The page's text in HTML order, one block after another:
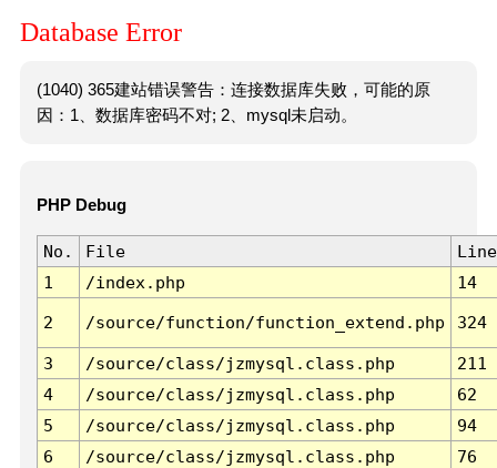
Database Error
(1040) 365建站错误警告：连接数据库失败，可能的原
因：1、数据库密码不对; 2、mysql未启动。
PHP Debug
No. File
Line
1
/index.php 14
2 /source/function/function_extend.php 324
3 /source/class/jzmysql.class.php
211
4
/source/class/jzmysql.class.php
62
5
/source/class/jzmysql.class.php
94
6
/source/class/jzmysql.class.php 76